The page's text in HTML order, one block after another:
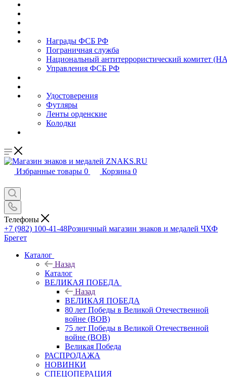
Награды ФСБ РФ
Пограничная служба
Национальный антитеррористический комитет
Управления ФСБ РФ
Удостоверения
Футляры
Ленты орденские
Колодки
Избранные товары 0 Корзина 0
Телефоны
+7 (982) 100-41-48Розничный магазин знаков и медалей ЧХФ
Брегет
Каталог
Назад
Каталог
ВЕЛИКАЯ ПОБЕДА
Назад
ВЕЛИКАЯ ПОБЕДА
80 лет Победы в Великой Отечественной
войне (ВОВ)
75 лет Победы в Великой Отечественной
войне (ВОВ)
Великая Победа
РАСПРОДАЖА
НОВИНКИ
СПЕЦОПЕРАЦИЯ